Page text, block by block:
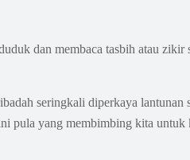
dan membaca tasbih atau zikir
seringkali diperkaya lantunan
pula yang membimbing kita untuk